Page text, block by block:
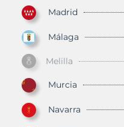
Madrid
Málaga
Melilla
Murcia
Navarra